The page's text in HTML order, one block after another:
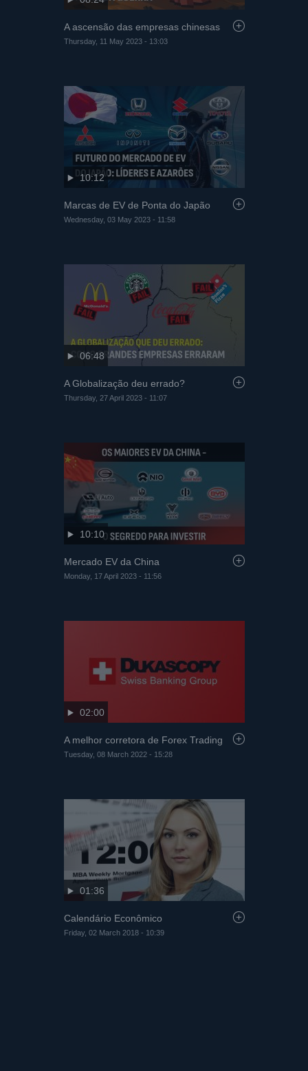
A ascensão das empresas chinesas
Thursday, 11 May 2023 - 13:03
10:12
Marcas de EV de Ponta do Japão
Wednesday, 03 May 2023 - 11:58
06:48
A Globalização deu errado?
Thursday, 27 April 2023 - 11:07
10:10
Mercado EV da China
Monday, 17 April 2023 - 11:56
02:00
A melhor corretora de Forex Trading
Tuesday, 08 March 2022 - 15:28
01:36
Calendário Econômico
Friday, 02 March 2018 - 10:39